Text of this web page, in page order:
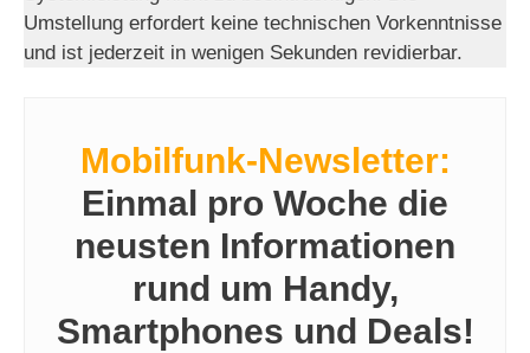
Umstellung erfordert keine technischen Vorkenntnisse
und ist jederzeit in wenigen Sekunden revidierbar.
Mobilfunk-Newsletter:
Einmal pro Woche die
neusten Informationen
rund um Handy,
Smartphones und Deals!